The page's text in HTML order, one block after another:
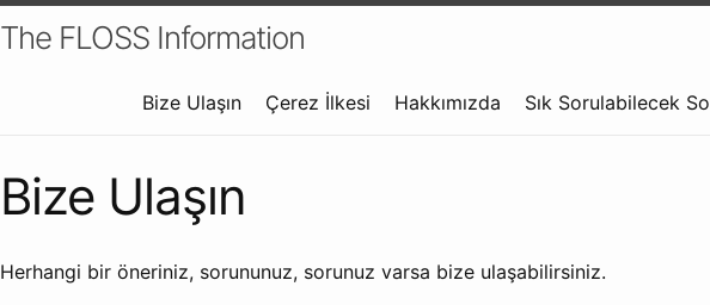
The FLOSS Information
Bize Ulaşın Çerez İlkesi Hakkımızda Sık Sorulabilecek
Bize Ulaşın
Herhangi bir öneriniz, sorununuz, sorunuz varsa bize ulaşabilirsiniz.